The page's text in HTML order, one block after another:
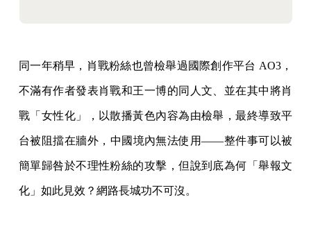
同一年稍早，肖戰粉絲也曾檢舉過國際創作平台 AO3，
不滿有作者發表肖戰和王一博的同人文、並在其中將肖
戰「女性化」，以散播黃色內容為由檢舉，最終導致平
台被阻擋在牆外，中國境內無法使用——整件事可以被
簡單歸咎於不理性粉絲的攻擊，但說到底為何「舉報文
化」如此見效？網路長城功不可沒。